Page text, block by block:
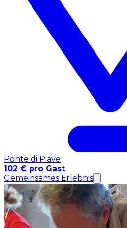
Ponte di Piave
102 € pro Gast
Gemeinsames Erlebnis